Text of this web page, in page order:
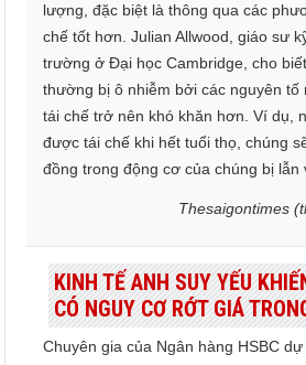
lượng, đặc biệt là thông qua các
chế tốt hơn. Julian Allwood, giáo sư
trường ở Đại học Cambridge, cho
thường bị ô nhiễm bởi các nguyên tố
tái chế trở nên khó khăn hơn. Ví dụ,
được tái chế khi hết tuổi thọ, chúng
đồng trong động cơ của chúng bị lẫn
Thesaigontimes
KINH TẾ ANH SUY YẾU
CÓ NGUY CƠ RỚT GIÁ
Chuyên gia của Ngân hàng HSBC